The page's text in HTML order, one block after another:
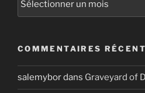
COMMENTAIRES
salemybordans Graveyard of